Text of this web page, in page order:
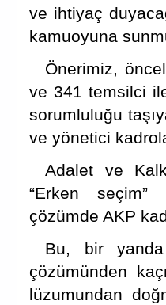
ve ihtiyaç
kamuoyuna
Önerimiz,
ve 341 temsilci
sorumluluğu
ve yönetici
Adalet ve
“Erken seçim”
çözümde AKP
Bu, bir yanda
çözümünden
lüzumundan